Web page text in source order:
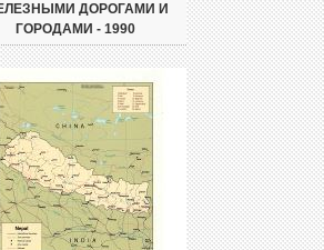
ДОРОГАМИ И
ГОРОДАМИ - 1990